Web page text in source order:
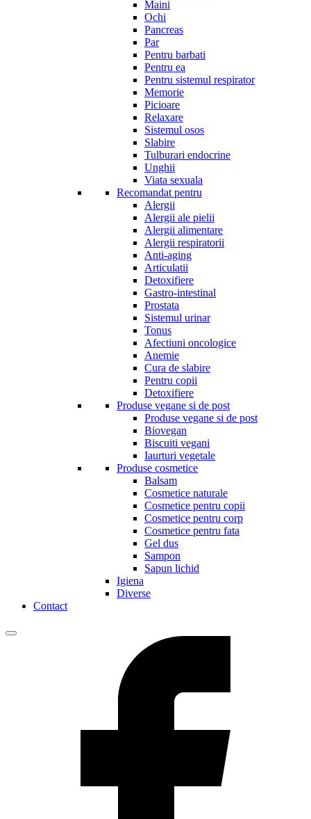
Maini
Ochi
Pancreas
Par
Pentru barbati
Pentru ea
Pentru sistemul respirator
Memorie
Picioare
Relaxare
Sistemul osos
Slabire
Tulburari endocrine
Unghii
Viata sexuala
Recomandat pentru
Alergii
Alergii ale pielii
Alergii alimentare
Alergii respiratorii
Anti-aging
Articulatii
Detoxifiere
Gastro-intestinal
Prostata
Sistemul urinar
Tonus
Afectiuni oncologice
Anemie
Cura de slabire
Pentru copii
Detoxifiere
Produse vegane si de post
Produse vegane si de post
Biovegan
Biscuiti vegani
Iaurturi vegetale
Produse cosmetice
Balsam
Cosmetice naturale
Cosmetice pentru copii
Cosmetice pentru corp
Cosmetice pentru fata
Gel dus
Sampon
Sapun lichid
Igiena
Diverse
Contact